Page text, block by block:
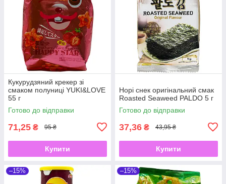
Кукурудзяний крекер зі
смаком полуниці YUKI&LOVE
55 г
Готово до відправки
71,25 ₴ 95 ₴
Купити
Норі снек оригінальний смак
Roasted Seaweed PALDO 5 г
Готово до відправки
37,36 ₴ 43,95 ₴
Купити
–15% –15%